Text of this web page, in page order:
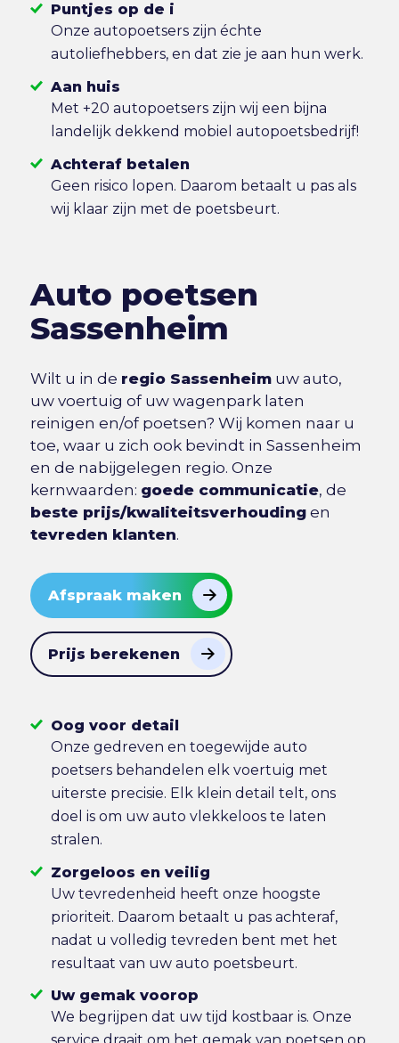
Puntjes op de i
Onze autopoetsers zijn échte
autoliefhebbers, en dat zie je aan hun werk.
Aan huis
Met +20 autopoetsers zijn wij een bijna
landelijk dekkend mobiel autopoetsbedrijf!
Achteraf betalen
Geen risico lopen. Daarom betaalt u pas als
wij klaar zijn met de poetsbeurt.
Auto poetsen
Sassenheim
Wilt u in de regio Sassenheimuw auto,
uw voertuig of uw wagenpark laten
reinigen en/of poetsen? Wij komen naar u
toe, waar u zich ook bevindt in Sassenheim
en de nabijgelegen regio. Onze
kernwaarden: goede communicatie, de
beste prijs/kwaliteitsverhoudingen
tevreden klanten.
Afspraak maken
Prijs berekenen
Oog voor detail
Onze gedreven en toegewijde auto
poetsers behandelen elk voertuig met
uiterste precisie. Elk klein detail telt, ons
doel is om uw auto vlekkeloos te laten
stralen.
Zorgeloos en veilig
Uw tevredenheid heeft onze hoogste
prioriteit. Daarom betaalt u pas achteraf,
nadat u volledig tevreden bent met het
resultaat van uw auto poetsbeurt.
Uw gemak voorop
We begrijpen dat uw tijd kostbaar is. Onze